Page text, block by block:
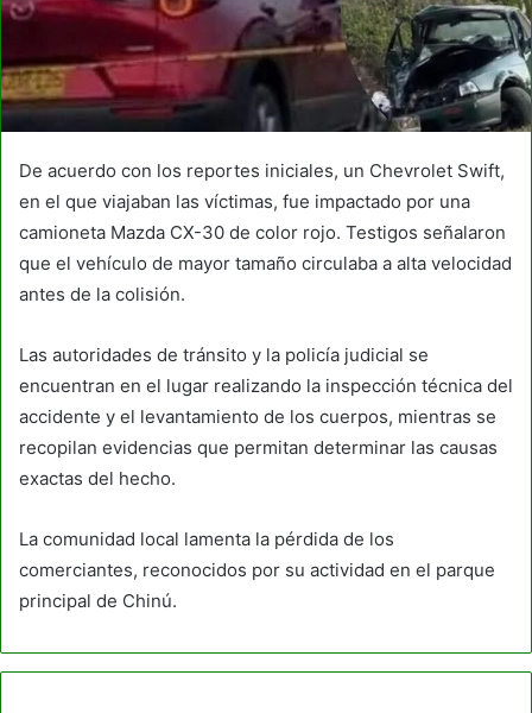
De acuerdo con los reportes iniciales, un Chevrolet Swift,
en el que viajaban las víctimas, fue impactado por una
camioneta Mazda CX-30 de color rojo. Testigos señalaron
que el vehículo de mayor tamaño circulaba a alta velocidad
antes de la colisión.
Las autoridades de tránsito y la policía judicial se
encuentran en el lugar realizando la inspección técnica del
accidente y el levantamiento de los cuerpos, mientras se
recopilan evidencias que permitan determinar las causas
exactas del hecho.
La comunidad local lamenta la pérdida de los
comerciantes, reconocidos por su actividad en el parque
principal de Chinú.